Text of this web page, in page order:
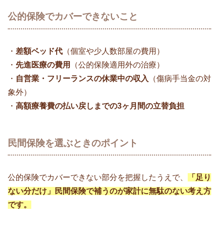
公的保険でカバーできないこと
・ 差額ベッド代 （個室や少人数部屋の費用）
・ 先進医療の費用
（公的保険適用外の治療）
・ 自営業・フリーランスの休業中の収入
（傷病手当金の対
象外）
・ 高額療養費の払い戻しまでの3ヶ月間の立替負担
民間保険を選ぶときのポイント
公的保険でカバーできない部分を把握したうえで、
「足り
ない分だけ」民間保険で補うのが家計に無駄のない考え方
です。